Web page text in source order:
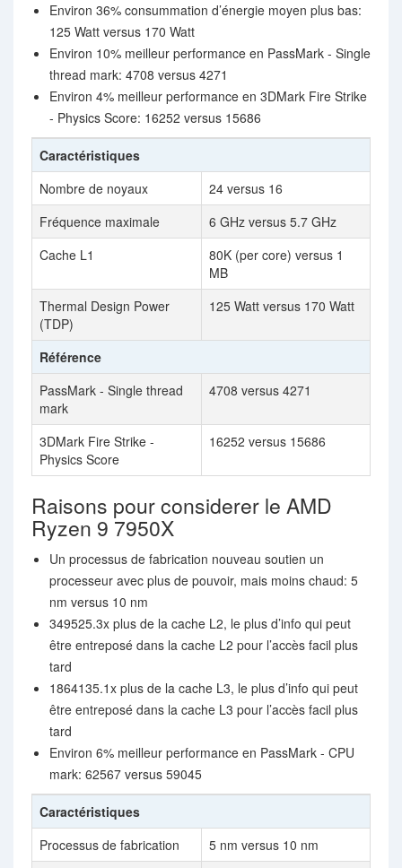
Environ 36% consummation d’énergie moyen plus bas:
125 Watt versus 170 Watt
Environ 10% meilleur performance en PassMark - Single
thread mark: 4708 versus 4271
Environ 4% meilleur performance en 3DMark Fire Strike
- Physics Score: 16252 versus 15686
Caractéristiques
Nombre de noyaux
24 versus 16
Fréquence maximale
6 GHz versus 5.7 GHz
Cache L1
80K (per core) versus 1
MB
Thermal Design Power
(TDP)
125 Watt versus 170 Watt
Référence
PassMark - Single thread
mark
4708 versus 4271
3DMark Fire Strike -
Physics Score
16252 versus 15686
Raisons pour considerer le AMD
Ryzen 9 7950X
Un processus de fabrication nouveau soutien un
processeur avec plus de pouvoir, mais moins chaud: 5
nm versus 10 nm
349525.3x plus de la cache L2, le plus d’info qui peut
être entreposé dans la cache L2 pour l’accès facil plus
tard
1864135.1x plus de la cache L3, le plus d’info qui peut
être entreposé dans la cache L3 pour l’accès facil plus
tard
Environ 6% meilleur performance en PassMark - CPU
mark: 62567 versus 59045
Caractéristiques
Processus de fabrication
5 nm versus 10 nm